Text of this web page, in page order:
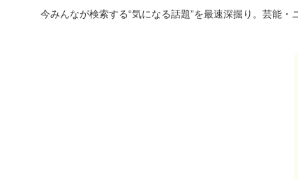
今みんなが検索する“気になる話題”を最速深掘り。芸能